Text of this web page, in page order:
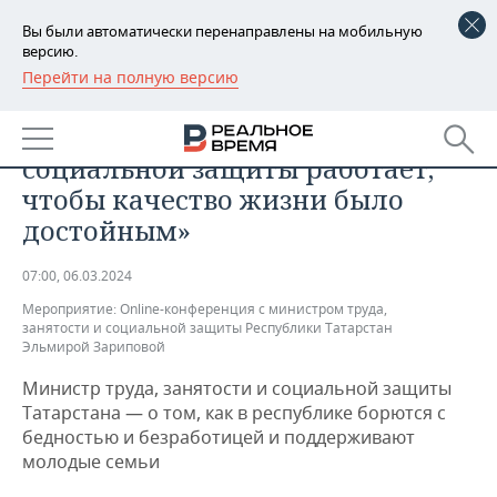
Вы были автоматически перенаправлены на мобильную
версию.
Перейти на полную версию
РЕГИОНЫ
БАШКОРТОСТАН
ТАТАРСТАН
УДМУРТИЯ
НОВОСТИ
АНАЛИТИКА
НОВОСТИ АНАЛИТИКИ
ДЕКЛАРАЦИИ О ДОХОДАХ
КОРОЛИ ГОСЗАКАЗА ПФО
ВУЗЫ ТАТАРСТАНА
КОМУ ПРИНАДЛЕЖАТ
ТОРГОВЫЕ ЦЕНТРЫ
ТАТАРСТАНА
ЭКОНОМИКА
НОВОСТИ ЭКОНОМИКИ
ФИНАНСЫ
БАНКИ
БЮДЖЕТ
ПРОМЫШЛЕННОСТЬ
НОВОСТИ
ПРОМЫШЛЕННОСТИ
АГРОПРОМ
МАШИНОСТРОЕНИЕ
НЕДВИЖИМОСТЬ
НОВОСТИ НЕДВИЖИМОСТИ
АВТО
НОВОСТИ АВТО
БИЗНЕС
Эльмира Зарипова: «Вся система
социальной защиты работает,
чтобы качество жизни было
достойным»
07:00, 06.03.2024
Мероприятие: Online-конференция с министром труда,
занятости и социальной защиты Республики Татарстан
Эльмирой Зариповой
Министр труда, занятости и социальной защиты
Татарстана — о том, как в республике борются с
бедностью и безработицей и поддерживают
молодые семьи